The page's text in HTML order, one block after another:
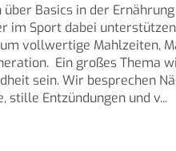
Basics in der
im Sport dabei
vollwertige Mahlzeiten,
Ein großes Thema
sein. Wir besprechen
stille Entzündungen und v...